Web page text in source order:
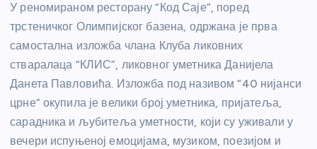
У реномираном ресторану “Код Саје”, поред
трстеничког Олимпијског базена, одржана је прва
самостална изложба члана Клуба ликовних
стваралаца “КЛИС”, ликовног уметника Данијела
Данета Павловића. Изложба под називом “40 нијанси
црне” окупила је велики број уметника, пријатеља,
сарадника и љубитеља уметности, који су уживали у
вечери испуњеној емоцијама, музиком, поезијом и